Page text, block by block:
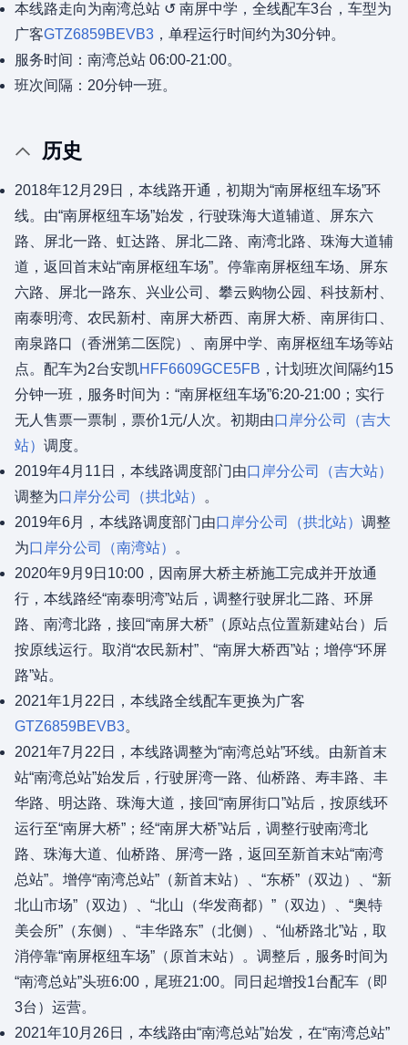
本线路走向为南湾总站 ↺ 南屏中学，全线配车3台，车型为
广客GTZ6859BEVB3 ，单程运行时间约为30分钟。
服务时间：南湾总站 06:00-21:00。
班次间隔：20分钟一班。
历史
2018年12月29日，本线路开通，初期为“南屏枢纽车场”环
线。由“南屏枢纽车场”始发，行驶珠海大道辅道、屏东六
路、屏北一路、虹达路、屏北二路、南湾北路、珠海大道辅
道，返回首末站“南屏枢纽车场”。停靠南屏枢纽车场、屏东
六路、屏北一路东、兴业公司、攀云购物公园、科技新村、
南泰明湾、农民新村、南屏大桥西、南屏大桥、南屏街口、
南泉路口（香洲第二医院）、南屏中学、南屏枢纽车场等站
点。配车为2台安凯HFF6609GCE5FB ，计划班次间隔约15
分钟一班，服务时间为：“南屏枢纽车场”6:20-21:00；实行
无人售票一票制，票价1元/人次。初期由口岸分公司（吉大
站） 调度。
2019年4月11日，本线路调度部门由口岸分公司（吉大站）
调整为口岸分公司（拱北站）
。
2019年6月，本线路调度部门由口岸分公司（拱北站） 调整
为口岸分公司（南湾站）
。
2020年9月9日10:00，因南屏大桥主桥施工完成并开放通
行，本线路经“南泰明湾”站后，调整行驶屏北二路、环屏
路、南湾北路，接回“南屏大桥”（原站点位置新建站台）后
按原线运行。取消“农民新村”、“南屏大桥西”站；增停“环屏
路”站。
2021年1月22日，本线路全线配车更换为广客
GTZ6859BEVB3。
2021年7月22日，本线路调整为“南湾总站”环线。由新首末
站“南湾总站”始发后，行驶屏湾一路、仙桥路、寿丰路、丰
华路、明达路、珠海大道，接回“南屏街口”站后，按原线环
运行至“南屏大桥”；经“南屏大桥”站后，调整行驶南湾北
路、珠海大道、仙桥路、屏湾一路，返回至新首末站“南湾
总站”。增停“南湾总站”（新首末站）、“东桥”（双边）、“新
北山市场”（双边）、“北山（华发商都）”（双边）、“奥特
美会所”（东侧）、“丰华路东”（北侧）、“仙桥路北”站，取
消停靠“南屏枢纽车场”（原首末站）。调整后，服务时间为
“南湾总站”头班6:00，尾班21:00。同日起增投1台配车（即
3台）运营。
2021年10月26日，本线路由“南湾总站”始发，在“南湾总站”